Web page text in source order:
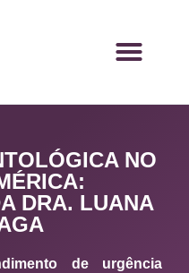
NO
DRA. LUANA
de urgência